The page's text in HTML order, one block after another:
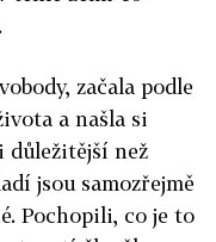
začala podle
a našla si
důležitější než
jsou samozřejmě
Pochopili, co je to